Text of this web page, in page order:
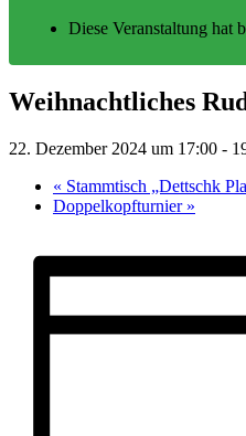
Diese Veranstaltung hat
Weihnachtliches
22. Dezember 2024 um 17:00 -
« Stammtisch „Dettschk
Doppelkopfturnier »